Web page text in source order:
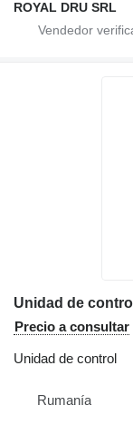
ROYAL DRU SRL
Unidad de
Precio a consultar
Unidad de control
Rumanía